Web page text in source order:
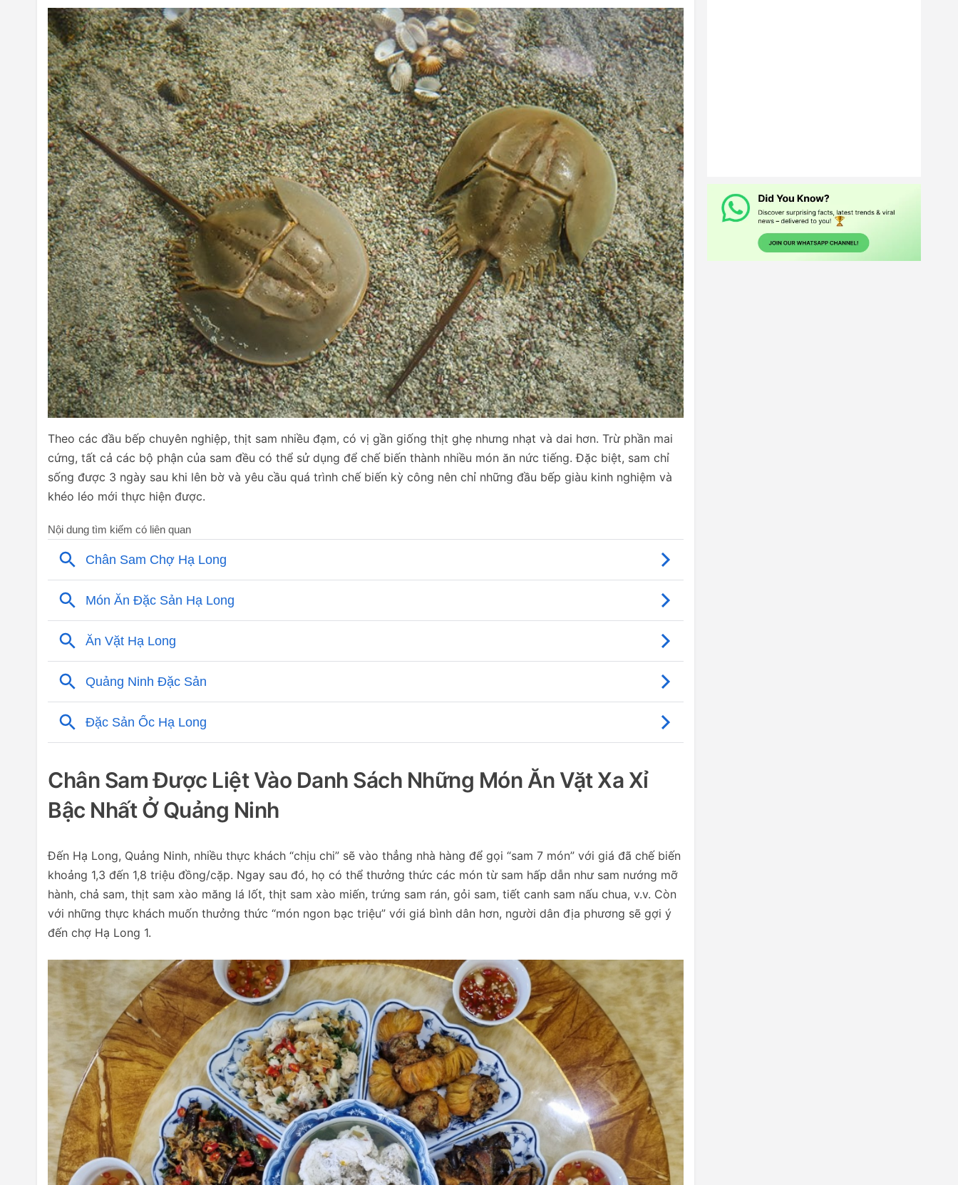
Theo các đầu bếp chuyên nghiệp, thịt sam nhiều đạm, có vị gần giống thịt ghẹ nhưng nhạt và dai hơn. Trừ phần mai
cứng, tất cả các bộ phận của sam đều có thể sử dụng để chế biến thành nhiều món ăn nức tiếng. Đặc biệt, sam chỉ
sống được 3 ngày sau khi lên bờ và yêu cầu quá trình chế biến kỳ công nên chỉ những đầu bếp giàu kinh nghiệm và
khéo léo mới thực hiện được.
Chân Sam Được Liệt Vào Danh Sách Những Món Ăn Vặt Xa Xỉ
Bậc Nhất Ở Quảng Ninh
Đến Hạ Long, Quảng Ninh, nhiều thực khách “chịu chi” sẽ vào thẳng nhà hàng để gọi “sam 7 món” với giá đã chế biến
khoảng 1,3 đến 1,8 triệu đồng/cặp. Ngay sau đó, họ có thể thưởng thức các món từ sam hấp dẫn như sam nướng mỡ
hành, chả sam, thịt sam xào măng lá lốt, thịt sam xào miến, trứng sam rán, gỏi sam, tiết canh sam nấu chua, v.v. Còn
với những thực khách muốn thưởng thức “món ngon bạc triệu” với giá bình dân hơn, người dân địa phương sẽ gợi ý
đến chợ Hạ Long 1.